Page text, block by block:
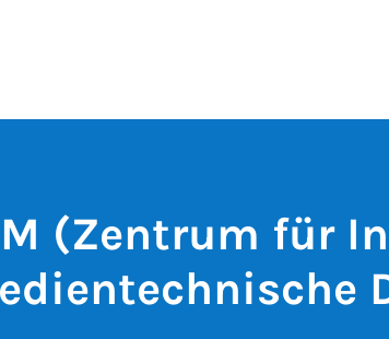
(Zentrum für